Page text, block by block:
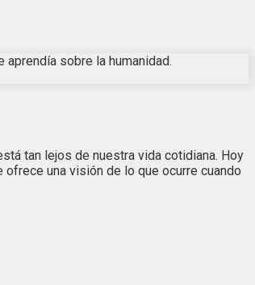
sobre la humanidad.
tan lejos de nuestra vida cotidiana. Hoy
una visión de lo que ocurre cuando